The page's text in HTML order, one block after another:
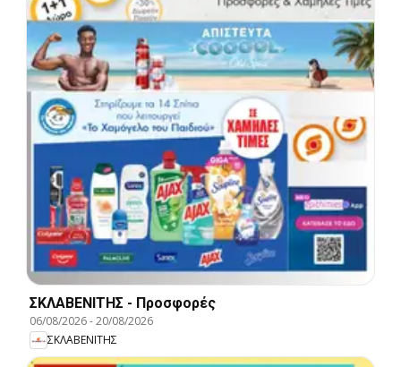
ΣΚΛΑΒΕΝΙΤΗΣ - Προσφορές
06/08/2026-20/08/2026
ΣΚΛΑΒΕΝΙΤΗΣ